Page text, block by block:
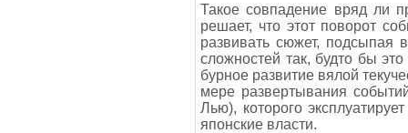
Такое совпадение вряд ли
решает, что этот поворот
развивать сюжет, подсыпая
сложностей так, будто бы
бурное развитие вялой
мере развертывания
Лью), которого
японские власти.